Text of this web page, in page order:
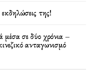
της!
σε δύο χρόνια –
ανταγωνισμό